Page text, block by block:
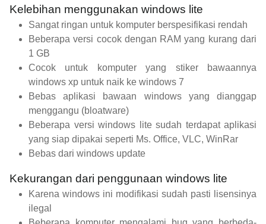
Kelebihan menggunakan windows lite
Sangat ringan untuk komputer berspesifikasi rendah
Beberapa versi cocok dengan RAM yang kurang dari
1 GB
Cocok untuk komputer yang stiker bawaannya
windows xp untuk naik ke windows 7
Bebas aplikasi bawaan windows yang dianggap
menggangu (bloatware)
Beberapa versi windows lite sudah terdapat aplikasi
yang siap dipakai seperti Ms. Office, VLC, WinRar
Bebas dari windows update
Kekurangan dari penggunaan windows lite
Karena windows ini modifikasi sudah pasti lisensinya
ilegal